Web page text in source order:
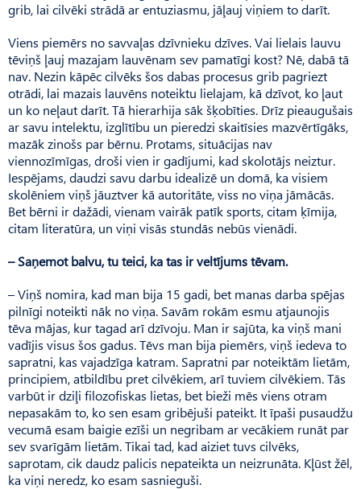
grib, lai cilvēki strādā ar entuziasmu, jāļauj viņiem to darīt.
Viens piemērs no savvaļas dzīvnieku dzīves. Vai lielais lauvu
tēviņš ļauj mazajam lauvēnam sev pamatīgi kost? Nē, dabā tā
nav. Nezin kāpēc cilvēks šos dabas procesus grib pagriezt
otrādi, lai mazais lauvēns noteiktu lielajam, kā dzīvot, ko ļaut
un ko neļaut darīt. Tā hierarhija sāk šķobīties. Drīz pieaugušais
ar savu intelektu, izglītību un pieredzi skaitīsies mazvērtīgāks,
mazāk zinošs par bērnu. Protams, situācijas nav
viennozīmīgas, droši vien ir gadījumi, kad skolotājs neiztur.
Iespējams, daudzi savu darbu idealizē un domā, ka visiem
skolēniem viņš jāuztver kā autoritāte, viss no viņa jāmācās.
Bet bērni ir dažādi, vienam vairāk patīk sports, citam ķīmija,
citam literatūra, un viņi visās stundās nebūs vienādi.
– Saņemot balvu, tu teici, ka tas ir veltījums tēvam.
– Viņš nomira, kad man bija 15 gadi, bet manas darba spējas
pilnīgi noteikti nāk no viņa. Savām rokām esmu atjaunojis
tēva mājas, kur tagad arī dzīvoju. Man ir sajūta, ka viņš mani
vadījis visus šos gadus. Tēvs man bija piemērs, viņš iedeva to
sapratni, kas vajadzīga katram. Sapratni par noteiktām lietām,
principiem, atbildību pret cilvēkiem, arī tuviem cilvēkiem. Tās
varbūt ir dziļi filozofiskas lietas, bet bieži mēs viens otram
nepasakām to, ko sen esam gribējuši pateikt. It īpaši pusaudžu
vecumā esam baigie ezīši un negribam ar vecākiem runāt par
sev svarīgām lietām. Tikai tad, kad aiziet tuvs cilvēks,
saprotam, cik daudz palicis nepateikta un neizrunāta. Kļūst žēl,
ka viņi neredz, ko esam sasnieguši.